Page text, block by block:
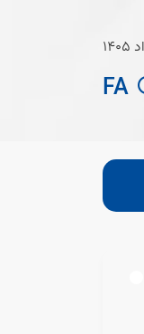
FA